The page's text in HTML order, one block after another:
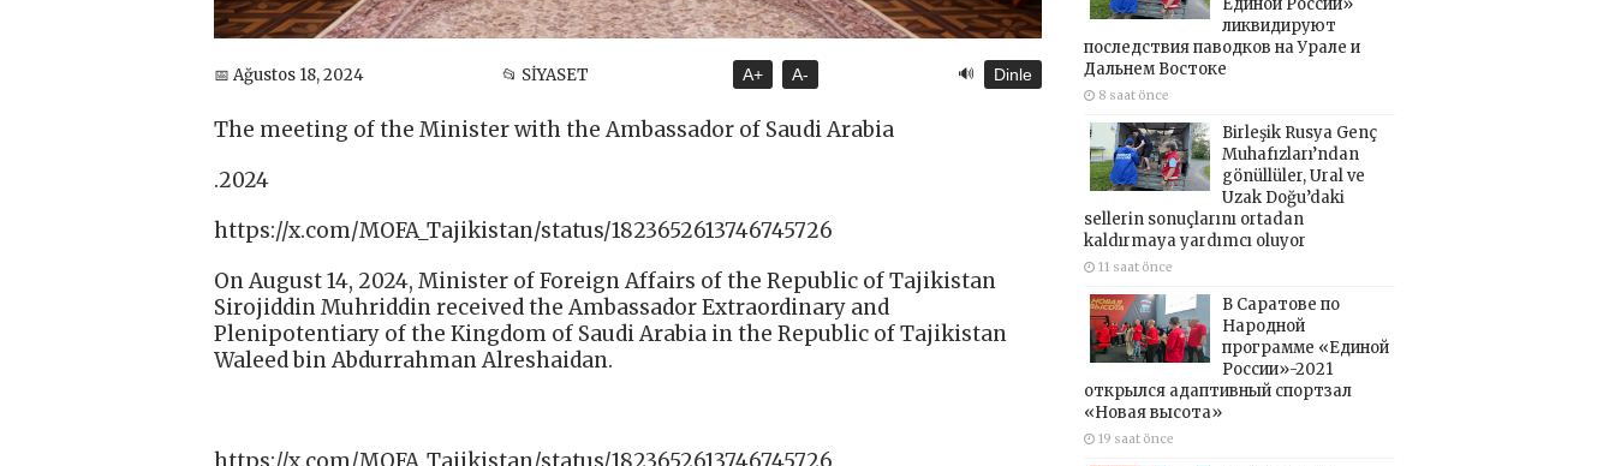
📅 Ağustos 18, 2024 📂 SİYASET A+ A- 🔊 Dinle
The meeting of the Minister with the Ambassador of Saudi Arabia
.2024
https://x.com/MOFA_Tajikistan/status/1823652613746745726
On August 14, 2024, Minister of Foreign Affairs of the Republic of Tajikistan
Sirojiddin Muhriddin received the Ambassador Extraordinary and
Plenipotentiary of the Kingdom of Saudi Arabia in the Republic of Tajikistan
Waleed bin Abdurrahman Alreshaidаn.
Единой России»
ликвидируют
последствия паводков на Урале и
Дальнем Востоке
8 saat önce
Birleşik Rusya Genç
Muhafızları’ndan
gönüllüler, Ural ve
Uzak Doğu’daki
sellerin sonuçlarını ortadan
kaldırmaya yardımcı oluyor
11 saat önce
В Саратове по
Народной
программе «Единой
России»-2021
открылся адаптивный спортзал
«Новая высота»
19 saat önce